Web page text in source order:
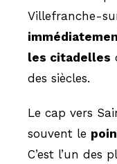
Villefranche-
les citadelles
des siècles.
Le cap vers
souvent le
C’est l’un des